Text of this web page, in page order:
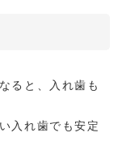
ると、入れ歯も
入れ歯でも安定